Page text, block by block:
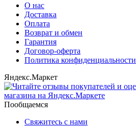
О нас
Доставка
Оплата
Возврат и обмен
Гарантия
Договор-оферта
Политика конфиденциальности
Яндекс.Маркет
Пообщаемся
Свяжитесь с нами